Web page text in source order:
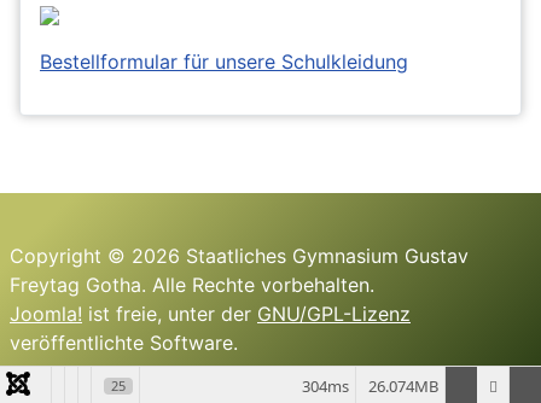
Bestellformular für unsere Schulkleidung
Copyright © 2026 Staatliches Gymnasium Gustav
Freytag Gotha. Alle Rechte vorbehalten.
Joomla! ist freie, unter der GNU/GPL-Lizenz
veröffentlichte Software.
25 26.074MB
304ms